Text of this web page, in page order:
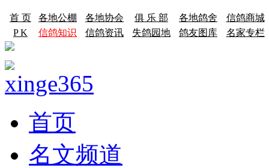
首 页 各地公棚 各地协会 俱 乐 部 各地鸽舍
信鸽商城
P K
信鸽知识 信鸽资讯 失鸽园地 鸽友图库 名家专栏
首页
名文频道